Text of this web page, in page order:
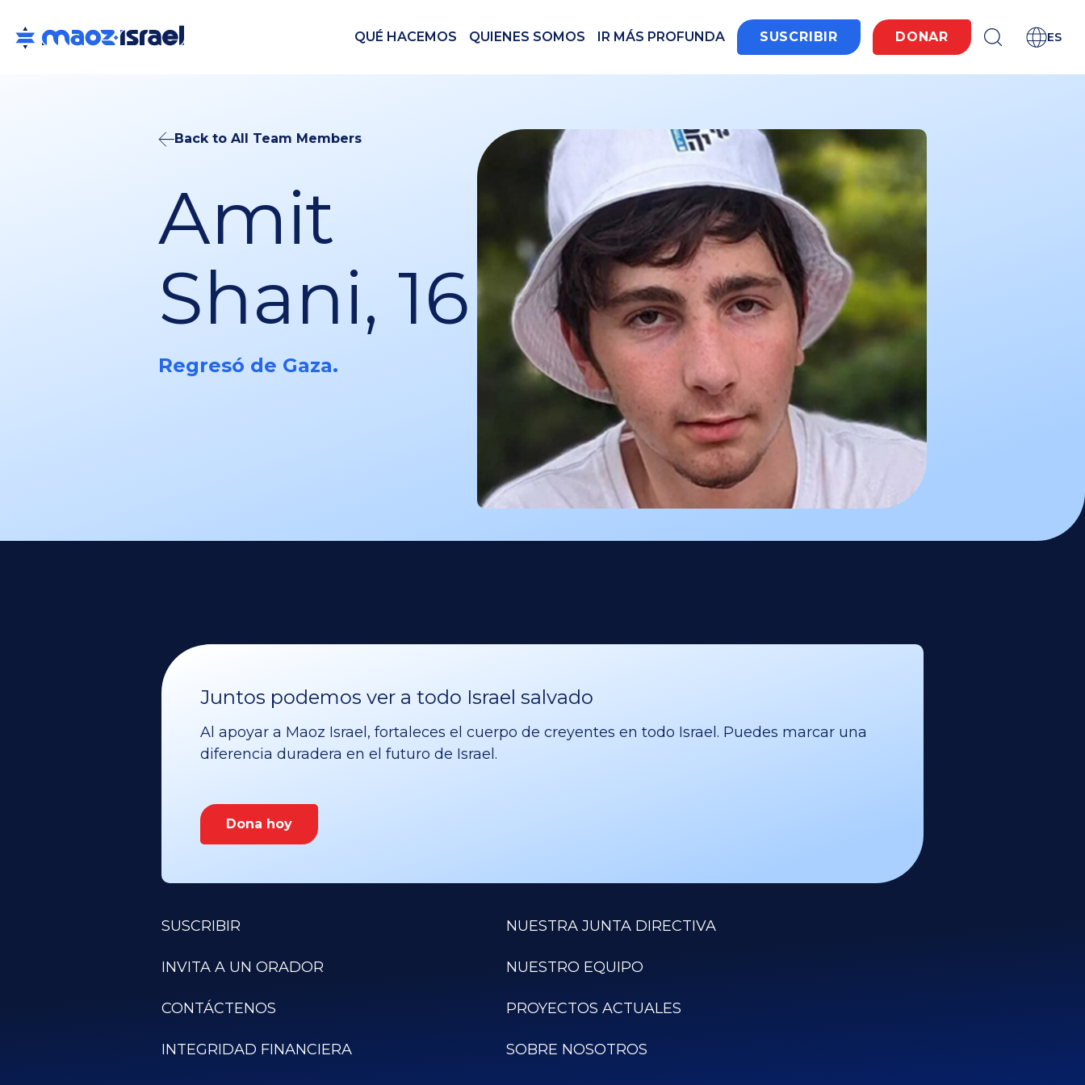
QUÉ HACEMOS QUIENES SOMOS IR MÁS PROFUNDA SUSCRIBIR DONAR ES
Back to All Team Members
Amit
Shani, 16
Regresó de Gaza.
Juntos podemos ver a todo Israel salvado
Al apoyar a Maoz Israel, fortaleces el cuerpo de creyentes en todo Israel. Puedes marcar una
diferencia duradera en el futuro de Israel.
Dona hoy
SUSCRIBIR
INVITA A UN ORADOR
CONTÁCTENOS
INTEGRIDAD FINANCIERA
NUESTRA JUNTA DIRECTIVA
NUESTRO EQUIPO
PROYECTOS ACTUALES
SOBRE NOSOTROS